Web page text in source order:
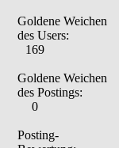
Goldene Weichen
des Users:
169
Goldene Weichen
des Postings:
0
Posting-